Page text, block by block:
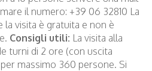
il numero: +39 06 32810 La
la visita è gratuita e non è
Consigli utili: La visita alla
turni di 2 ore (con uscita
massimo 360 persone. Si